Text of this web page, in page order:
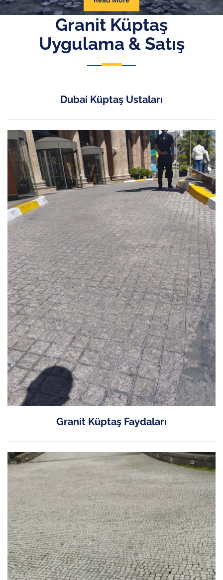
More
Granit Küptaş
Uygulama & Satış
Dubai Küptaş Ustaları
Granit Küptaş Faydaları